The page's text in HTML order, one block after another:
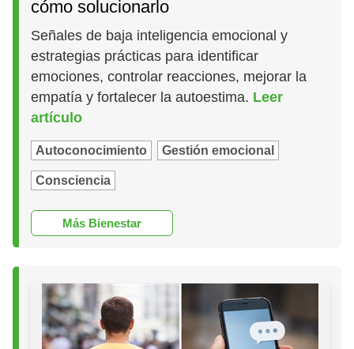
cómo solucionarlo
Señales de baja inteligencia emocional y
estrategias prácticas para identificar
emociones, controlar reacciones, mejorar la
empatía y fortalecer la autoestima. Leer
artículo
Autoconocimiento Gestión emocional
Consciencia
Más Bienestar